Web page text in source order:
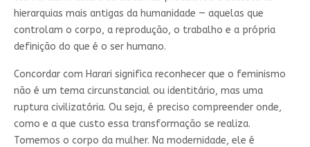
hierarquias mais antigas da humanidade — aquelas que
controlam o corpo, a reprodução, o trabalho e a própria
definição do que é o ser humano.
Concordar com Harari significa reconhecer que o feminismo
não é um tema circunstancial ou identitário, mas uma
ruptura civilizatória. Ou seja, é preciso compreender onde,
como e a que custo essa transformação se realiza.
Tomemos o corpo da mulher. Na modernidade, ele é